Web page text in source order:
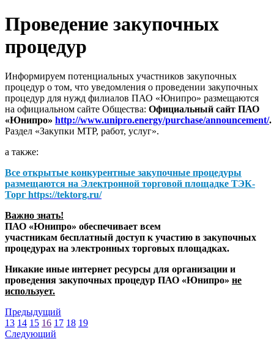
Проведение закупочных
процедур
Информируем потенциальных участников закупочных
процедур о том, что уведомления о проведении закупочных
процедур для нужд филиалов ПАО «Юнипро» размещаются
на официальном сайте Общества: Официальный сайт ПАО
«Юнипро» http://www.unipro.energy/purchase/announcement/.
Раздел «Закупки МТР, работ, услуг».
а также:
Все открытые конкурентные закупочные процедуры
размещаются на Электронной торговой площадке ТЭК-
Торг https://tektorg.ru/
Важно знать!
ПАО «Юнипро» обеспечивает всем
участникам бесплатный доступ к участию в закупочных
процедурах на электронных торговых площадках.
Никакие иные интернет ресурсы для организации и
проведения закупочных процедур ПАО «Юнипро» не
использует.
Предыдущий
13 14 15 16 17 18 19
Следующий